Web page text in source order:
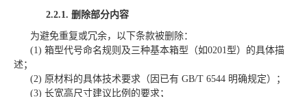
2.2.1. 删除部分内容
为避免重复或冗余，以下条款被删除：
(1) 箱型代号命名规则及三种基本箱型（如0201型）的具体描
述；
(2) 原材料的具体技术要求（因已有 GB/T 6544 明确规定）；
(3) 长宽高尺寸建议比例的要求；